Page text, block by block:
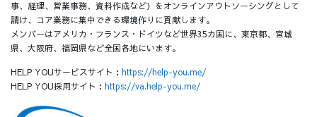
事、経理、営業事務、資料作成など）をオンラインアウトソーシングとして
請け、コア業務に集中できる環境作りに貢献します。
メンバーはアメリカ・フランス・ドイツなど世界35カ国に、東京都、宮城
県、大阪府、福岡県など全国各地にいます。
HELP YOUサービスサイト： https://help-you.me/
HELP YOU採用サイト： https://va.help-you.me/